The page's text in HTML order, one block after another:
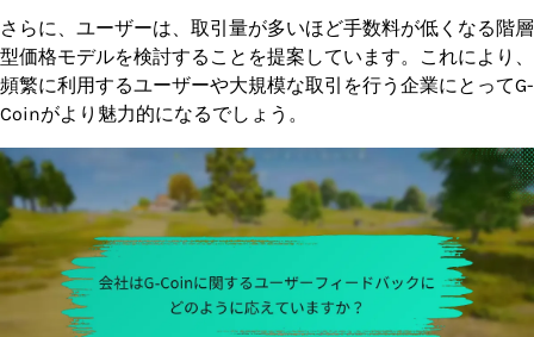
さらに、ユーザーは、取引量が多いほど手数料が低くなる階層
型価格モデルを検討することを提案しています。これにより、
頻繁に利用するユーザーや大規模な取引を行う企業にとってG-
Coinがより魅力的になるでしょう。